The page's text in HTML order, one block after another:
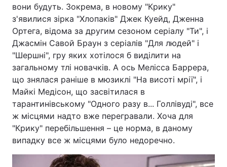
вони будуть. Зокрема, в новому "Крику"
з'явилися зірка "Хлопаків" Джек Куейд, Дженна
Ортега, відома за другим сезоном серіалу "Ти", і
Джасмін Савой Браун з серіалів "Для людей" і
"Шершні", гру яких хотілося б виділити на
загальному тлі новачків. А ось Мелісса Баррера,
що знялася раніше в мюзиклі "На висоті мрії", і
Майкі Медісон, що засвітилася в
тарантинівському "Одного разу в... Голлівуді", все
ж місцями надто вже перегравали. Хоча для
"Крику" перебільшення – це норма, в даному
випадку все ж місцями було недоречно.